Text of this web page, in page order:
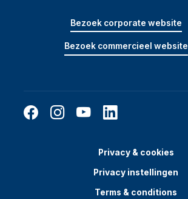
Bezoek corporate website
Bezoek commercieel website
Privacy & cookies
Privacy instellingen
Terms & conditions